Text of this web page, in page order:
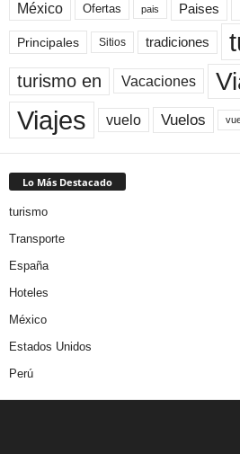
México Ofertas pais Paises
Principales Sitios tradiciones
turismo en Vacaciones
Viajes vuelo Vuelos
Lo Más Destacado
turismo
Transporte
España
Hoteles
México
Estados Unidos
Perú